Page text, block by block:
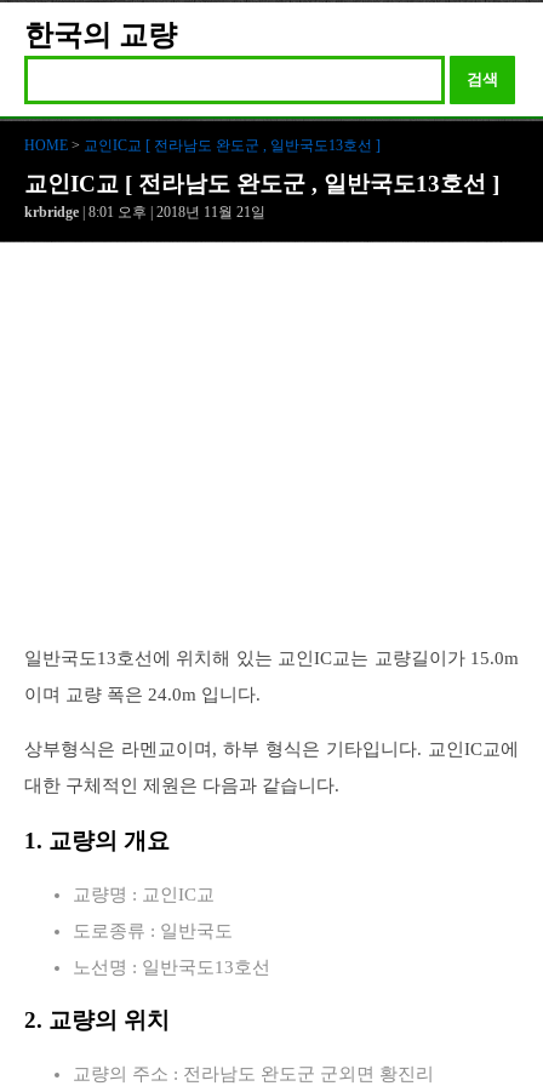
한국의 교량
검색
HOME > 교인IC교 [ 전라남도 완도군 , 일반국도13호선 ]
교인IC교 [ 전라남도 완도군 , 일반국도13호선 ]
krbridge | 8:01 오후 | 2018년 11월 21일
일반국도13호선에 위치해 있는 교인IC교는 교량길이가 15.0m
이며 교량 폭은 24.0m 입니다.
상부형식은 라멘교이며, 하부 형식은 기타입니다. 교인IC교에
대한 구체적인 제원은 다음과 같습니다.
1. 교량의 개요
교량명 : 교인IC교
도로종류 : 일반국도
노선명 : 일반국도13호선
2. 교량의 위치
교량의 주소 : 전라남도 완도군 군외면 황진리